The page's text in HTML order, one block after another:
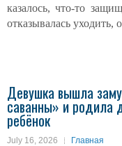
казалось, что-то
отказывалась
Девушка вышла
саванны» и родила
ребёнок
July 16, 2026 Главная